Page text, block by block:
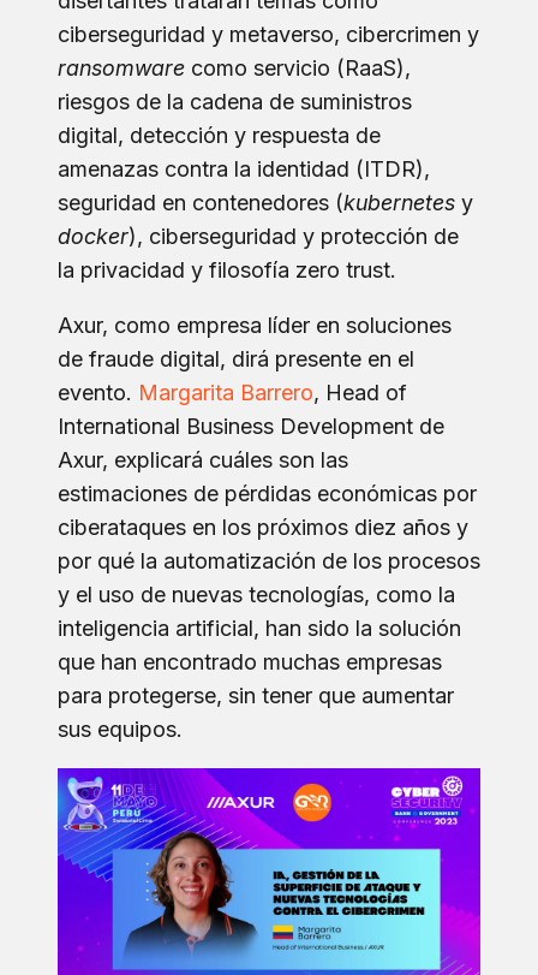
ciberseguridad y metaverso, cibercrimen y
ransomware como servicio (RaaS),
riesgos de la cadena de suministros
digital, detección y respuesta de
amenazas contra la identidad (ITDR),
seguridad en contenedores (kubernetes y
docker), ciberseguridad y protección de
la privacidad y filosofía zero trust.
Axur, como empresa líder en soluciones
de fraude digital, dirá presente en el
evento. Margarita Barrero, Head of
International Business Development de
Axur, explicará cuáles son las
estimaciones de pérdidas económicas por
ciberataques en los próximos diez años y
por qué la automatización de los procesos
y el uso de nuevas tecnologías, como la
inteligencia artificial, han sido la solución
que han encontrado muchas empresas
para protegerse, sin tener que aumentar
sus equipos.